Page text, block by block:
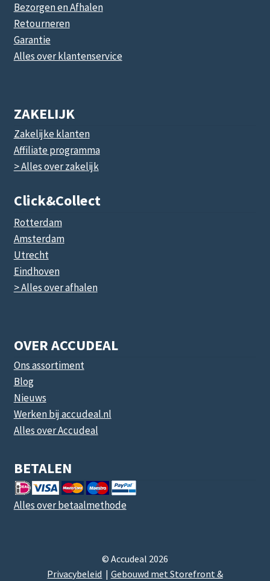
Bezorgen en Afhalen
Retourneren
Garantie
Alles over klantenservice
ZAKELIJK
Zakelijke klanten
Affiliate programma
> Alles over zakelijk
Click&collect
Rotterdam
Amsterdam
Utrecht
Eindhoven
> Alles over afhalen
OVER ACCUDEAL
Ons assortiment
Blog
Nieuws
Werken bij accudeal.nl
Alles over Accudeal
BETALEN
Alles over betaalmethode
© Accudeal 2026
Privacybeleid
Gebouwd met Storefront &